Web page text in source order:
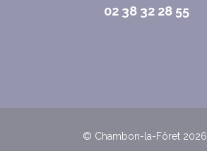
02 38 32 28 55
© Chambon-la-Fôret 2026